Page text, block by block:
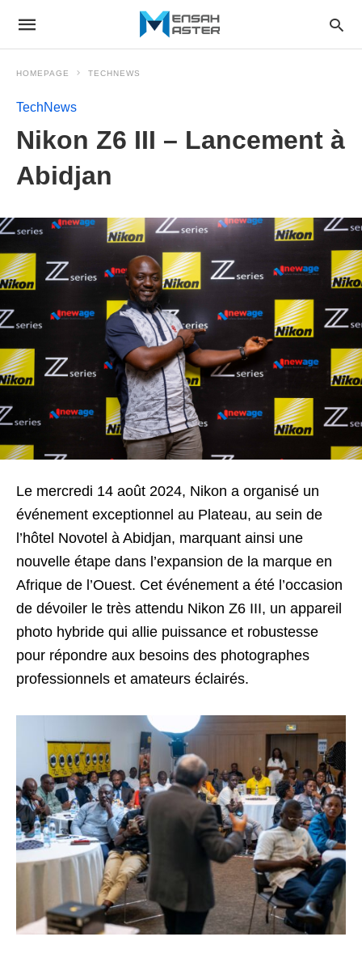
HOMEPAGE TECHNEWS
TechNews
Nikon Z6 III – Lancement à
Abidjan
Le mercredi 14 août 2024, Nikon a organisé un
événement exceptionnel au Plateau, au sein de
l’hôtel Novotel à Abidjan, marquant ainsi une
nouvelle étape dans l’expansion de la marque en
Afrique de l’Ouest. Cet événement a été l’occasion
de dévoiler le très attendu Nikon Z6 III, un appareil
photo hybride qui allie puissance et robustesse
pour répondre aux besoins des photographes
professionnels et amateurs éclairés.